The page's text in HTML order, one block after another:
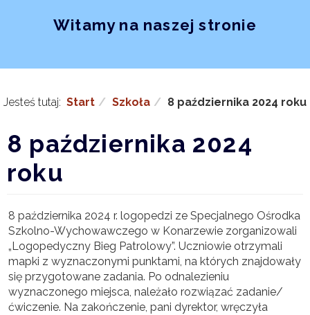
Witamy na naszej stronie
Jesteś tutaj: Start Szkoła 8 października 2024 roku
8 października 2024
roku
8 października 2024 r. logopedzi ze Specjalnego Ośrodka
Szkolno-Wychowawczego w Konarzewie zorganizowali
„Logopedyczny Bieg Patrolowy”. Uczniowie otrzymali
mapki z wyznaczonymi punktami, na których znajdowały
się przygotowane zadania. Po odnalezieniu
wyznaczonego miejsca, należało rozwiązać zadanie/
ćwiczenie. Na zakończenie, pani dyrektor, wręczyła